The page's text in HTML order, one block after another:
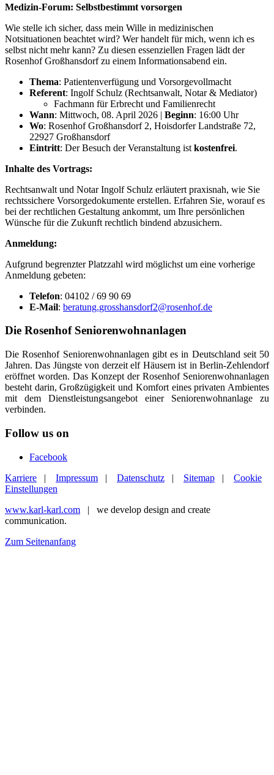
Medizin-Forum: Selbstbestimmt vorsorgen
Wie stelle ich sicher, dass mein Wille in medizinischen
Notsituationen beachtet wird? Wer handelt für mich, wenn ich es
selbst nicht mehr kann? Zu diesen essenziellen Fragen lädt der
Rosenhof Großhansdorf zu einem Informationsabend ein.
Thema: Patientenverfügung und Vorsorgevollmacht
Referent: Ingolf Schulz (Rechtsanwalt, Notar & Mediator)
Fachmann für Erbrecht und Familienrecht
Wann: Mittwoch, 08. April 2026 | Beginn: 16:00 Uhr
Wo: Rosenhof Großhansdorf 2, Hoisdorfer Landstraße 72,
22927 Großhansdorf
Eintritt: Der Besuch der Veranstaltung ist kostenfrei.
Inhalte des Vortrags:
Rechtsanwalt und Notar Ingolf Schulz erläutert praxisnah, wie Sie
rechtssichere Vorsorgedokumente erstellen. Erfahren Sie, worauf es
bei der rechtlichen Gestaltung ankommt, um Ihre persönlichen
Wünsche für die Zukunft rechtlich bindend abzusichern.
Anmeldung:
Aufgrund begrenzter Platzzahl wird möglichst um eine vorherige
Anmeldung gebeten:
Telefon: 04102 / 69 90 69
E-Mail: beratung.grosshansdorf2@rosenhof.de
Die Rosenhof Seniorenwohnanlagen
Die Rosenhof Seniorenwohnanlagen gibt es in Deutschland seit 50
Jahren. Das Jüngste von derzeit elf Häusern ist in Berlin-Zehlendorf
eröffnet worden. Das Konzept der Rosenhof Seniorenwohnanlagen
besteht darin, Großzügigkeit und Komfort eines privaten Ambientes
mit dem Dienstleistungsangebot einer Seniorenwohnanlage zu
verbinden.
Follow us on
Facebook
Karriere | Impressum | Datenschutz | Sitemap | Cookie
Einstellungen
www.karl-karl.com | we develop design and create
communication.
Zum Seitenanfang